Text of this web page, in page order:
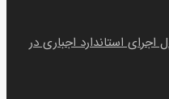
اجرای استاندارد اجباری در